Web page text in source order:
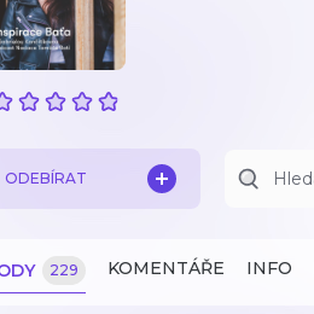
ODEBÍRAT
229 KOMENTÁŘE INFO